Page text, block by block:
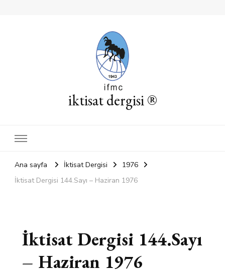
iktisat dergisi ®
Ana sayfa İktisat Dergisi
1976
İktisat Dergisi 144.Sayı – Haziran 1976
İktisat Dergisi 144.Sayı
– Haziran 1976